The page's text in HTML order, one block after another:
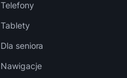
Telefony
Tablety
Dla seniora
Nawigacje